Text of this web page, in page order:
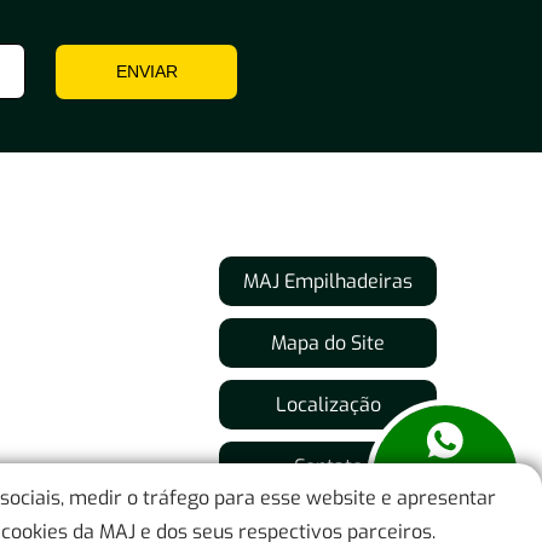
Empilhadeiras por tipos de Pneu
Inclinação de Uso de Empilhadeiras
Empilhadeiras para Terrenos com Rampa
Empilhadeiras para Terreno Plano
Ambientes de Uso de Empilhadeiras
Locação de Empilhadeiras para Uso
Interno
ENVIAR
MAJ Empilhadeiras
Mapa do Site
Localização
Contato
medir o tráfego para esse website e apresentar
da MAJ e dos seus respectivos parceiros.